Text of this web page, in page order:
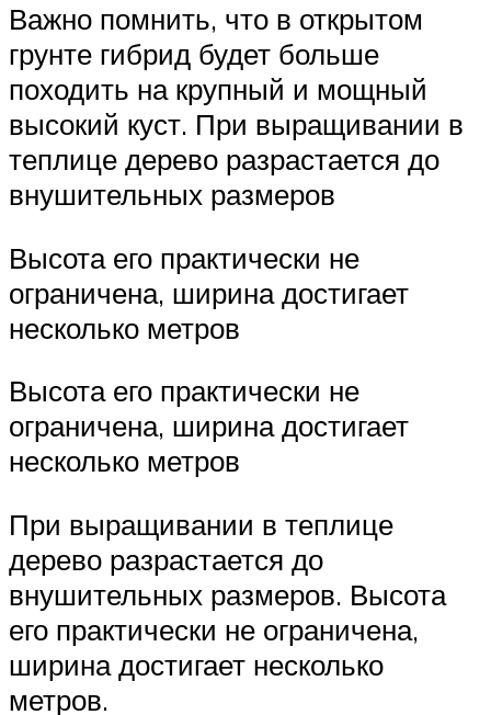
Важно помнить, что в открытом
грунте гибрид будет больше
походить на крупный и мощный
высокий куст. При выращивании в
теплице дерево разрастается до
внушительных размеров
Высота его практически не
ограничена, ширина достигает
несколько метров
Высота его практически не
ограничена, ширина достигает
несколько метров
При выращивании в теплице
дерево разрастается до
внушительных размеров. Высота
его практически не ограничена,
ширина достигает несколько
метров.